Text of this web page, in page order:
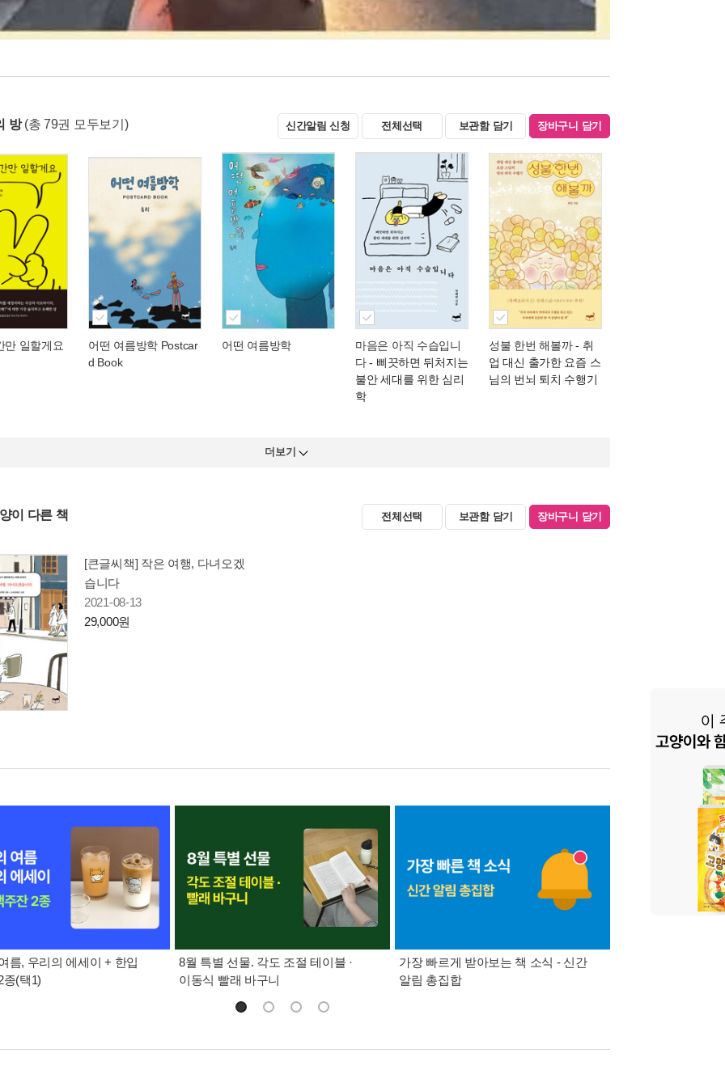
방 (총 79권 모두보기) 신간알림 신청 전체선택 보관함 담기 장바구니 담기
만 일할게요
어떤 여름방학 Postcar
d Book
어떤 여름방학
마음은 아직 수습입니
다- 삐끗하면 뒤처지는
불안 세대를 위한 심리
학
성불 한번 해볼까- 취
업 대신 출가한 요즘 스
님의 번뇌 퇴치 수행기
더보기
이 다른 책 전체선택 보관함 담기 장바구니 담기
[큰글씨책] 작은 여행, 다녀오겠
습니다
2021-08-13
29,000원
름, 우리의 에세이 + 한입
종(택1)
8월 특별 선물. 각도 조절 테이블 ·
이동식 빨래 바구니
가장 빠르게 받아보는 책 소식 - 신간
알림 총집합